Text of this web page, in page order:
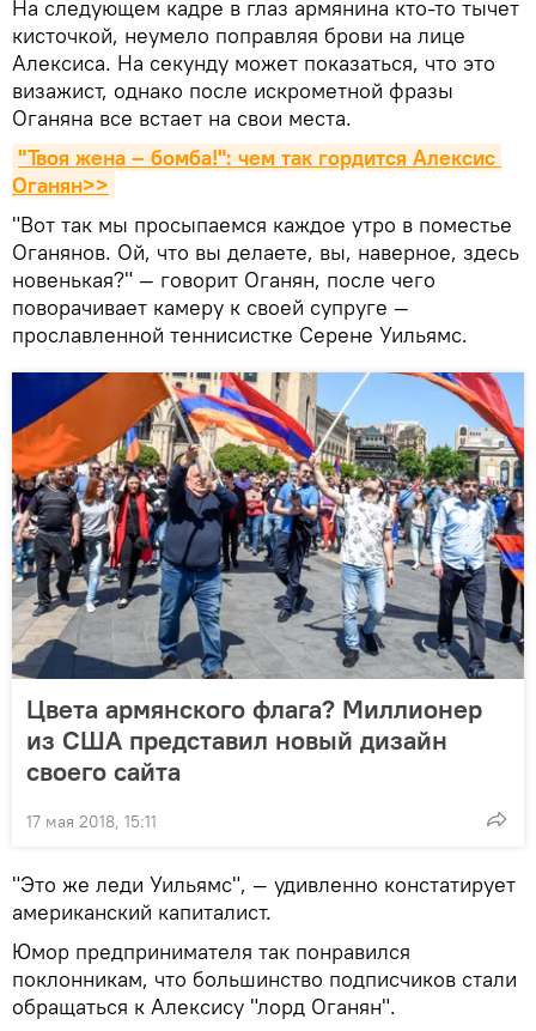
На следующем кадре в глаз армянина кто-то тычет
кисточкой, неумело поправляя брови на лице
Алексиса. На секунду может показаться, что это
визажист, однако после искрометной фразы
Оганяна все встает на свои места.
"Твоя жена – бомба!": чем так гордится Алексис
Оганян>>
"Вот так мы просыпаемся каждое утро в поместье
Оганянов. Ой, что вы делаете, вы, наверное, здесь
новенькая?" — говорит Оганян, после чего
поворачивает камеру к своей супруге —
прославленной теннисистке Серене Уильямс.
Цвета армянского флага? Миллионер
из США представил новый дизайн
своего сайта
17 мая 2018, 15:11
"Это же леди Уильямс", — удивленно констатирует
американский капиталист.
Юмор предпринимателя так понравился
поклонникам, что большинство подписчиков стали
обращаться к Алексису "лорд Оганян".